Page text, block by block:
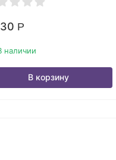
Р
наличии
В корзину